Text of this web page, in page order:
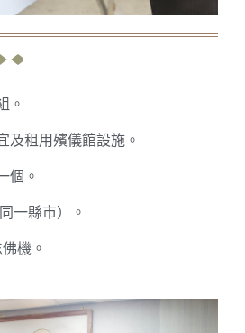
。
及租用殯儀館設施。
個。
一縣市）。
機。